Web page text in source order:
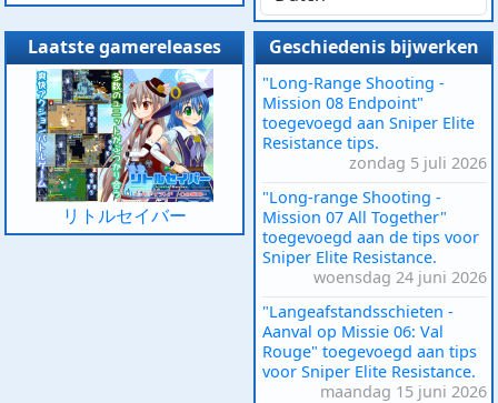
Laatste gamereleases
リトルセイバー
Geschiedenis bijwerken
"Long-Range Shooting -
Mission 08 Endpoint"
toegevoegd aan Sniper Elite
Resistance tips.
zondag 5 juli 2026
"Long-range Shooting -
Mission 07 All Together"
toegevoegd aan de tips voor
Sniper Elite Resistance.
woensdag 24 juni 2026
"Langeafstandsschieten -
Aanval op Missie 06: Val
Rouge" toegevoegd aan tips
voor Sniper Elite Resistance.
maandag 15 juni 2026